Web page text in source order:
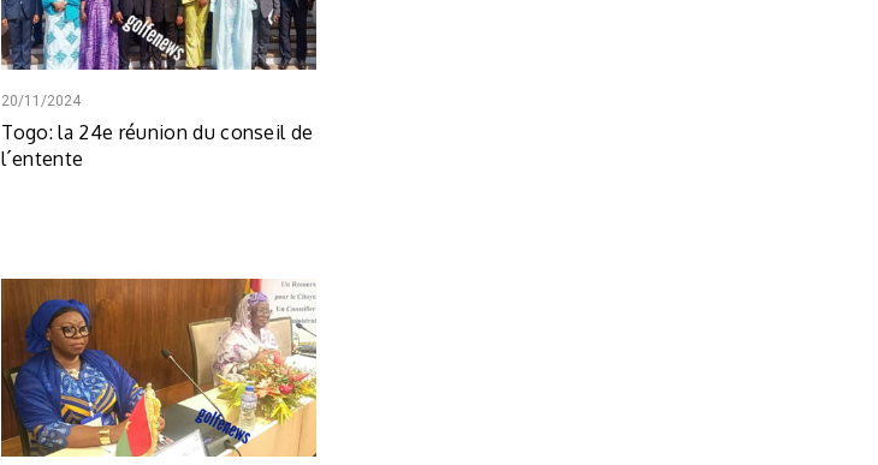
20/11/2024
Togo: la 24e réunion du conseil de
l´entente